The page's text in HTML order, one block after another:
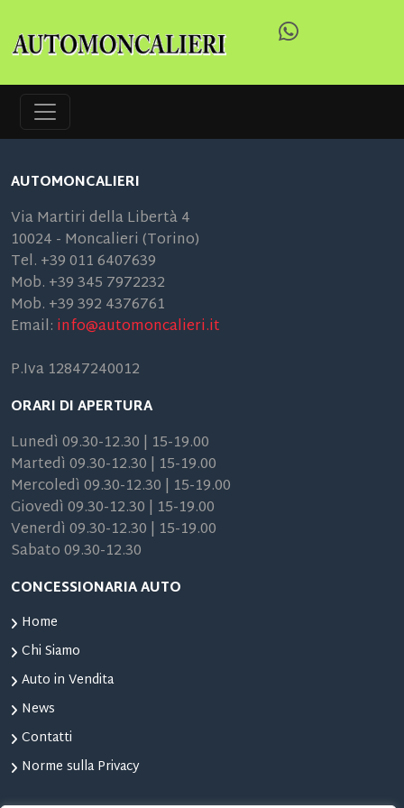
AUTOMONCALIERI
Via Martiri della Libertà 4
10024 - Moncalieri (Torino)
Tel. +39 011 6407639
Mob. +39 345 7972232
Mob. +39 392 4376761
Email: info@automoncalieri.it
P.Iva 12847240012
ORARI DI APERTURA
Lunedì 09.30-12.30 | 15-19.00
Martedì 09.30-12.30 | 15-19.00
Mercoledì 09.30-12.30 | 15-19.00
Giovedì 09.30-12.30 | 15-19.00
Venerdì 09.30-12.30 | 15-19.00
Sabato 09.30-12.30
CONCESSIONARIA AUTO
Home
Chi Siamo
Auto in Vendita
News
Contatti
Norme sulla Privacy